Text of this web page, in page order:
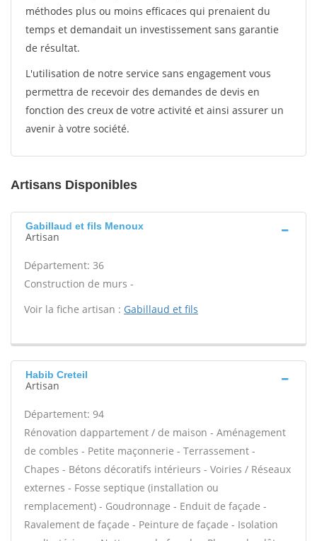
méthodes plus ou moins efficaces qui prenaient du
temps et demandait un investissement sans garantie
de résultat.
L'utilisation de notre service sans engagement vous
permettra de recevoir des demandes de devis en
fonction des creux de votre activité et ainsi assurer un
avenir à votre société.
Artisans Disponibles
Gabillaud et fils Menoux
Artisan
Département: 36
Construction de murs -
Voir la fiche artisan : Gabillaud et fils
Habib Creteil
Artisan
Département: 94
Rénovation dappartement / de maison - Aménagement
de combles - Petite maçonnerie - Terrassement -
Chapes - Bétons décoratifs intérieurs - Voiries / Réseaux
externes - Fosse septique (installation ou
remplacement) - Goudronnage - Enduit de façade -
Ravalement de façade - Peinture de façade - Isolation